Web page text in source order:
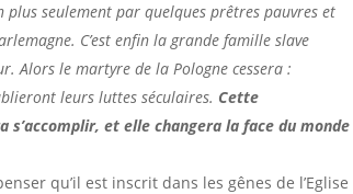
plus seulement par quelques prêtres pauvres et
C’est enfin la grande famille slave
Alors le martyre de la Pologne cessera :
leurs luttes séculaires. Cette
et elle changera la face du monde
qu’il est inscrit dans les gênes de l’Eglise